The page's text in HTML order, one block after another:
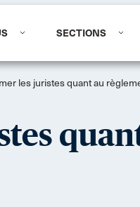
SECTIONS
les juristes quant au